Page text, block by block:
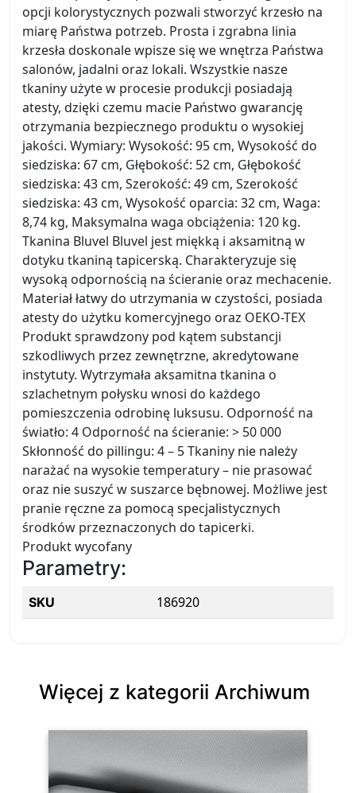
opcji kolorystycznych pozwali stworzyć krzesło na
miarę Państwa potrzeb. Prosta i zgrabna linia
krzesła doskonale wpisze się we wnętrza Państwa
salonów, jadalni oraz lokali. Wszystkie nasze
tkaniny użyte w procesie produkcji posiadają
atesty, dzięki czemu macie Państwo gwarancję
otrzymania bezpiecznego produktu o wysokiej
jakości. Wymiary: Wysokość: 95 cm, Wysokość do
siedziska: 67 cm, Głębokość: 52 cm, Głębokość
siedziska: 43 cm, Szerokość: 49 cm, Szerokość
siedziska: 43 cm, Wysokość oparcia: 32 cm, Waga:
8,74 kg, Maksymalna waga obciążenia: 120 kg.
Tkanina Bluvel Bluvel jest miękką i aksamitną w
dotyku tkaniną tapicerską. Charakteryzuje się
wysoką odpornością na ścieranie oraz mechacenie.
Materiał łatwy do utrzymania w czystości, posiada
atesty do użytku komercyjnego oraz OEKO-TEX
Produkt sprawdzony pod kątem substancji
szkodliwych przez zewnętrzne, akredytowane
instytuty. Wytrzymała aksamitna tkanina o
szlachetnym połysku wnosi do każdego
pomieszczenia odrobinę luksusu. Odporność na
światło: 4 Odporność na ścieranie: > 50 000
Skłonność do pillingu: 4 – 5 Tkaniny nie należy
narażać na wysokie temperatury – nie prasować
oraz nie suszyć w suszarce bębnowej. Możliwe jest
pranie ręczne za pomocą specjalistycznych
środków przeznaczonych do tapicerki.
Produkt wycofany
Parametry:
SKU 186920
Więcej z kategorii Archiwum